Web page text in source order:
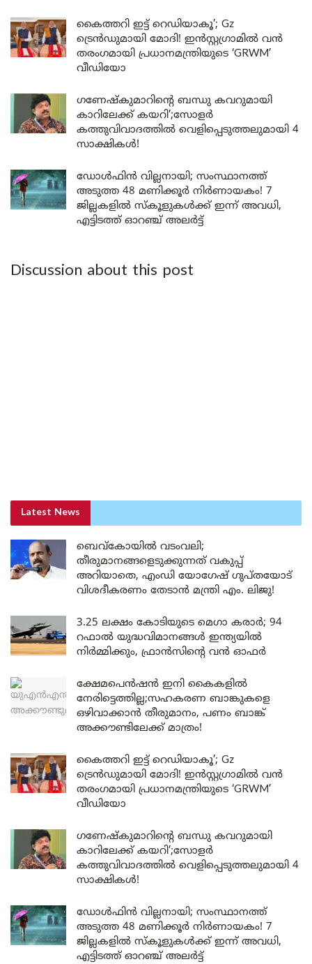
കൈത്തറി ഇട്ട് റെഡിയാകൂ’; Gz
ട്രെൻഡുമായി മോദി! ഇൻസ്റ്റഗ്രാമിൽ വൻ
തരംഗമായി പ്രധാനമന്ത്രിയുടെ ‘GRWM’
വീഡിയോ
ഗണേഷ്കുമാറിന്റെ ബന്ധു കവറുമായി
കാറിലേക്ക് കയറി’;സോളർ
കത്തുവിവാദത്തിൽ വെളിപ്പെടുത്തലുമായി 4
സാക്ഷികൾ!
ഡോൾഫിൻ വില്ലനായി; സംസ്ഥാനത്ത്
അടുത്ത 48 മണിക്കൂർ നിർണായകം! 7
ജില്ലകളിൽ സ്കൂളുകൾക്ക് ഇന്ന് അവധി,
എട്ടിടത്ത് ഓറഞ്ച് അലർട്ട്
Discussion about this post
Latest News
ബെവ്കോയിൽ വടംവലി;
തീരുമാനങ്ങളെടുക്കുന്നത് വകുപ്പ്
അറിയാതെ, എംഡി യോഗേഷ് ഗുപ്തയോട്
വിശദീകരണം തേടാൻ മന്ത്രി എം. ലിജു!
3.25 ലക്ഷം കോടിയുടെ മെഗാ കരാർ; 94
റഫാൽ യുദ്ധവിമാനങ്ങൾ ഇന്ത്യയിൽ
നിർമ്മിക്കും, ഫ്രാൻസിന്റെ വൻ ഓഫർ
ക്ഷേമപെൻഷൻ ഇനി കൈകളിൽ
നേരിട്ടെത്തില്ല;സഹകരണ ബാങ്കുകളെ
ഒഴിവാക്കാൻ തീരുമാനം, പണം ബാങ്ക്
അക്കൗണ്ടിലേക്ക് മാത്രം!
കൈത്തറി ഇട്ട് റെഡിയാകൂ’; Gz
ട്രെൻഡുമായി മോദി! ഇൻസ്റ്റഗ്രാമിൽ വൻ
തരംഗമായി പ്രധാനമന്ത്രിയുടെ ‘GRWM’
വീഡിയോ
ഗണേഷ്കുമാറിന്റെ ബന്ധു കവറുമായി
കാറിലേക്ക് കയറി’;സോളർ
കത്തുവിവാദത്തിൽ വെളിപ്പെടുത്തലുമായി 4
സാക്ഷികൾ!
ഡോൾഫിൻ വില്ലനായി; സംസ്ഥാനത്ത്
അടുത്ത 48 മണിക്കൂർ നിർണായകം! 7
ജില്ലകളിൽ സ്കൂളുകൾക്ക് ഇന്ന് അവധി,
എട്ടിടത്ത് ഓറഞ്ച് അലർട്ട്